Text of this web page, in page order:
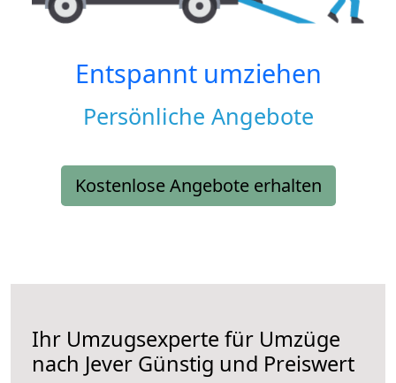
Entspannt umziehen
Persönliche Angebote
Kostenlose Angebote erhalten
Ihr Umzugsexperte für Umzüge
nach Jever Günstig und Preiswert